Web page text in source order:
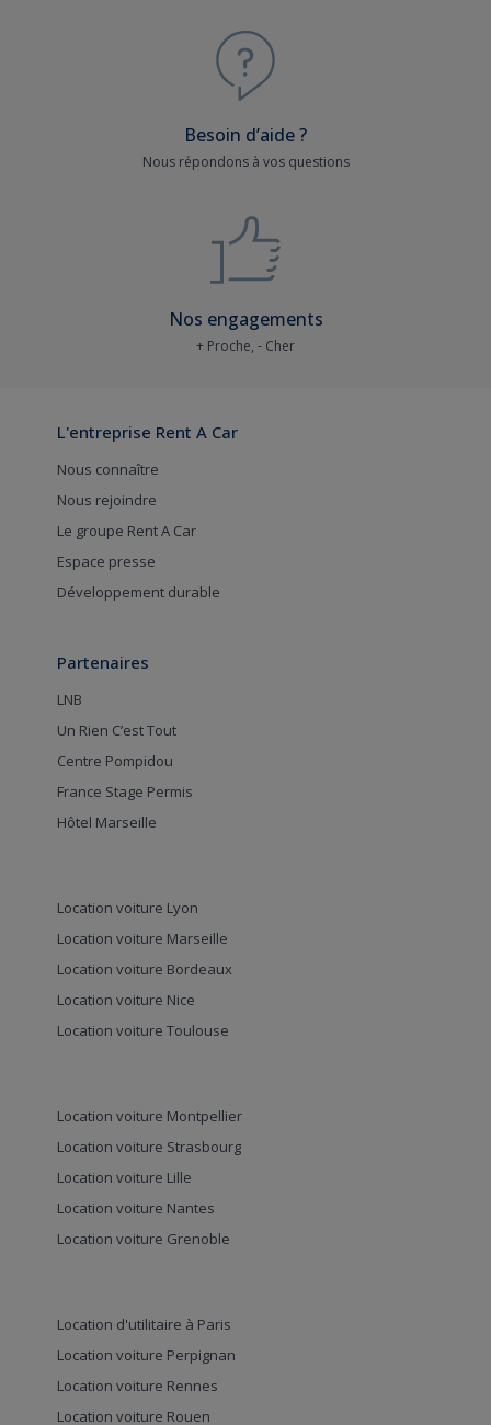
Besoin d’aide ?
Nous répondons à vos questions
Nos engagements
+ Proche, - Cher
L'entreprise Rent A Car
Nous connaître
Nous rejoindre
Le groupe Rent A Car
Espace presse
Développement durable
Partenaires
LNB
Un Rien C’est Tout
Centre Pompidou
France Stage Permis
Hôtel Marseille
Location voiture Lyon
Location voiture Marseille
Location voiture Bordeaux
Location voiture Nice
Location voiture Toulouse
Location voiture Montpellier
Location voiture Strasbourg
Location voiture Lille
Location voiture Nantes
Location voiture Grenoble
Location d'utilitaire à Paris
Location voiture Perpignan
Location voiture Rennes
Location voiture Rouen